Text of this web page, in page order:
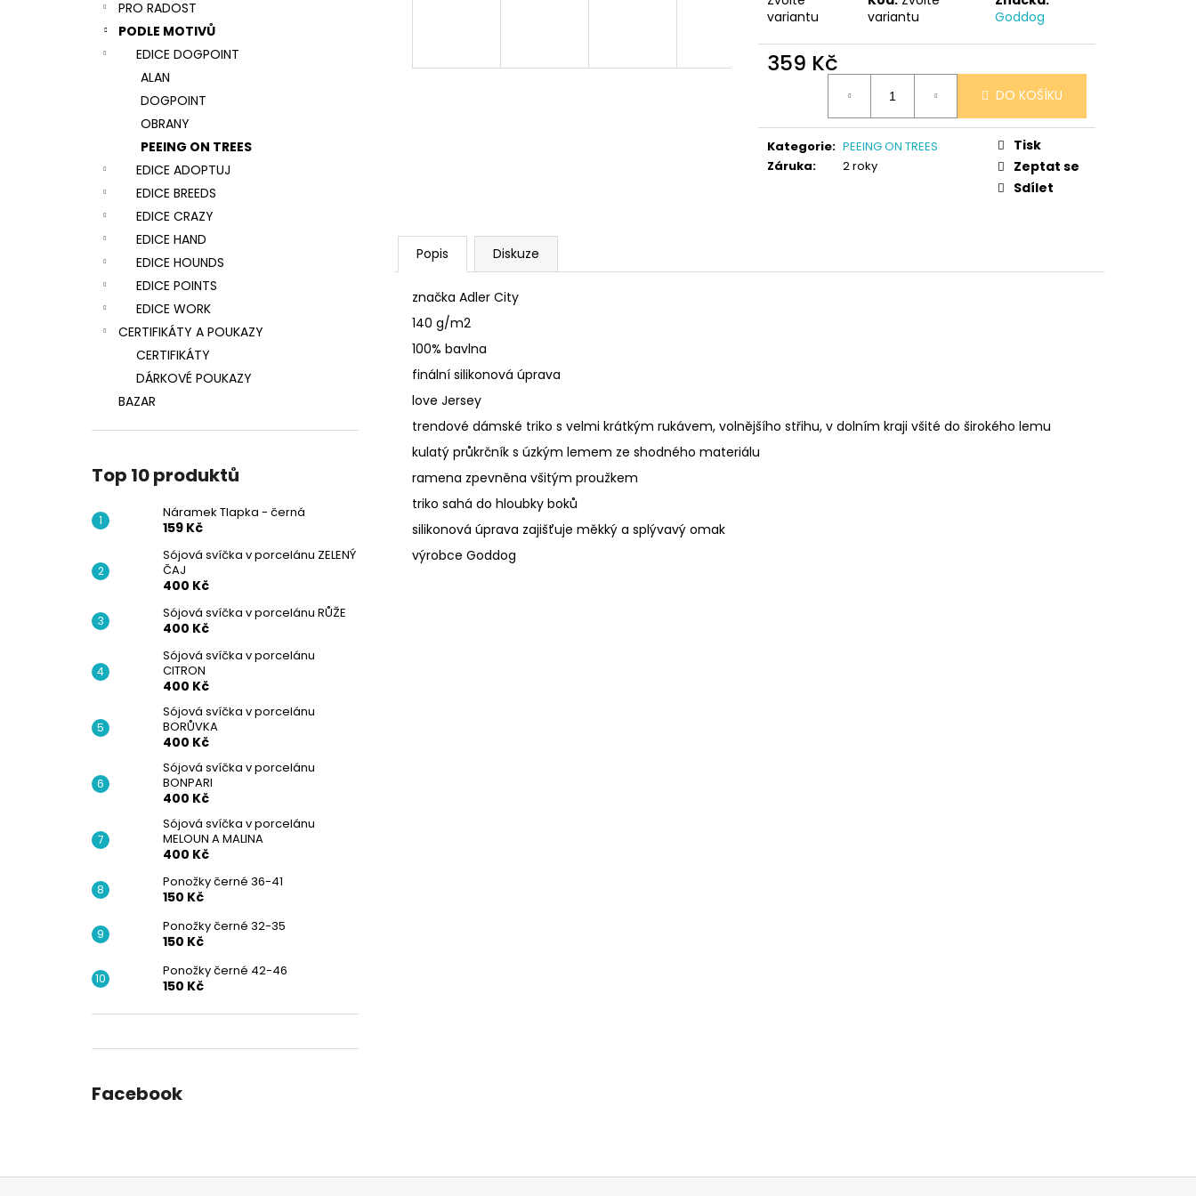
PRO RADOST
PODLE MOTIVŮ
EDICE DOGPOINT
ALAN
DOGPOINT
OBRANY
PEEING ON TREES
EDICE ADOPTUJ
EDICE BREEDS
EDICE CRAZY
EDICE HAND
EDICE HOUNDS
EDICE POINTS
EDICE WORK
CERTIFIKÁTY A POUKAZY
CERTIFIKÁTY
DÁRKOVÉ POUKAZY
BAZAR
Top 10 produktů
Náramek Tlapka - černá
159 Kč
Sójová svíčka v porcelánu ZELENÝ
ČAJ
400 Kč
Sójová svíčka v porcelánu RŮŽE
400 Kč
Sójová svíčka v porcelánu
CITRON
400 Kč
Sójová svíčka v porcelánu
BORŮVKA
400 Kč
Sójová svíčka v porcelánu
BONPARI
400 Kč
Sójová svíčka v porcelánu
MELOUN A MALINA
400 Kč
Ponožky černé 36-41
150 Kč
Ponožky černé 32-35
150 Kč
Ponožky černé 42-46
150 Kč
Facebook
variantu
variantu
Goddog
359 Kč
DO KOŠÍKU
Kategorie: PEEING ON TREES
Záruka: 2 roky
Tisk
Zeptat se
Sdílet
Popis Diskuze
značka Adler City
140 g/m2
100% bavlna
finální silikonová úprava
love Jersey
trendové dámské triko s velmi krátkým rukávem, volnějšího střihu, v dolním kraji všité do širokého lemu
kulatý průkrčník s úzkým lemem ze shodného materiálu
ramena zpevněna všitým proužkem
triko sahá do hloubky boků
silikonová úprava zajišťuje měkký a splývavý omak
výrobce Goddog
NÁRAMEK TLAPKA - ČERNÁ
159 Kč
SÓJOVÁ SVÍČKA V PORCELÁNU RŮŽE
Z